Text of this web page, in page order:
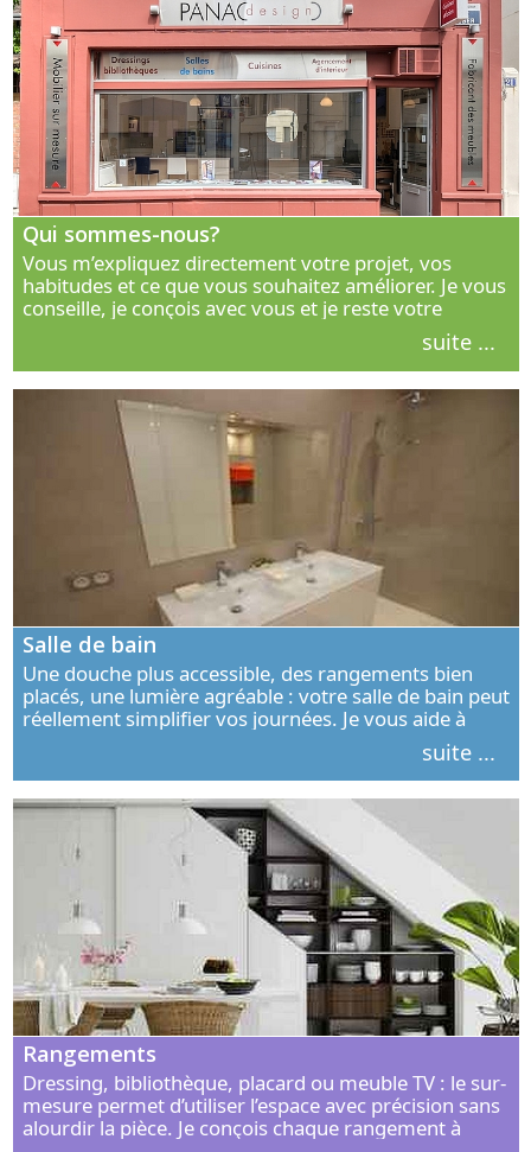
Qui sommes-nous?
Vous m’expliquez directement votre projet, vos
habitudes et ce que vous souhaitez améliorer. Je vous
conseille, je conçois avec vous et je reste votre
interlocuteur principal. Découvrez ma façon de vous
suite ...
Salle de bain
Une douche plus accessible, des rangements bien
placés, une lumière agréable : votre salle de bain peut
réellement simplifier vos journées. Je vous aide à
concevoir un espace élégant, confortable et adapté à
suite ...
Rangements
Dressing, bibliothèque, placard ou meuble TV : le sur-
mesure permet d’utiliser l’espace avec précision sans
alourdir la pièce. Je conçois chaque rangement à